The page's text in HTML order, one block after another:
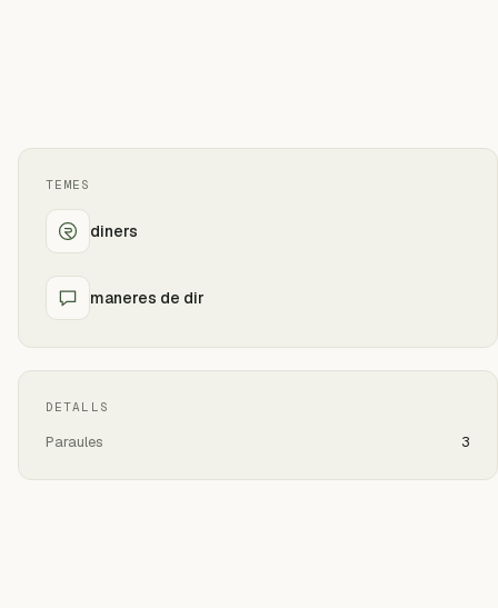
TEMES
diners
maneres de dir
DETALLS
Paraules 3